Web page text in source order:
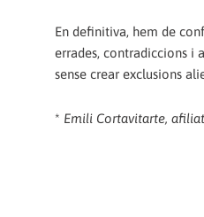
En definitiva, hem de
errades, contradiccions i
sense crear exclusions
* Emili Cortavitarte,